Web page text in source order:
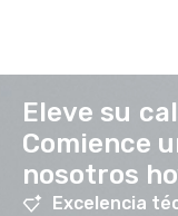
Eleve su
Comience
nosotros
Excelencia